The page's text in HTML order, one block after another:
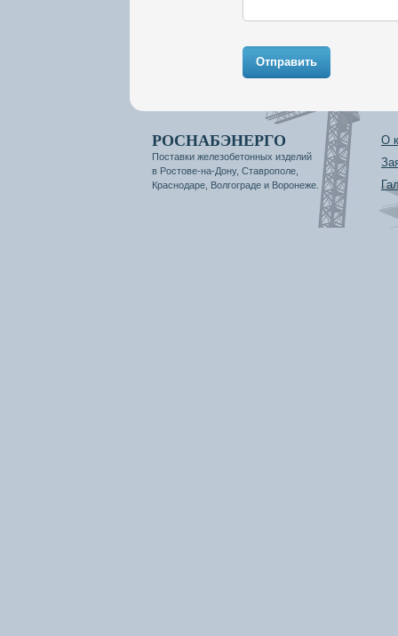
Отправить
РОСНАБЭНЕРГО
Поставки железобетонных изделий
в Ростове-на-Дону, Ставрополе,
Краснодаре, Волгограде и Воронеже.
О